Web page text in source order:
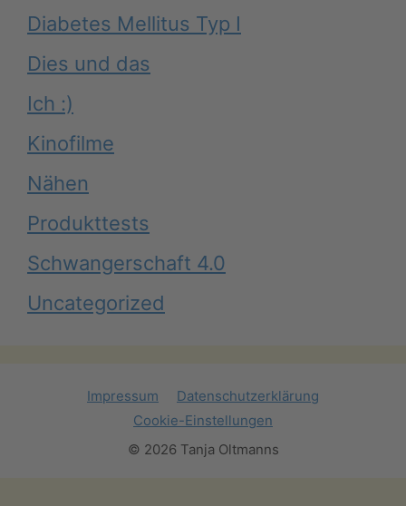
Diabetes Mellitus Typ I
Dies und das
Ich :)
Kinofilme
Nähen
Produkttests
Schwangerschaft 4.0
Uncategorized
Impressum
Datenschutzerklärung
Cookie-Einstellungen
© 2026 Tanja Oltmanns